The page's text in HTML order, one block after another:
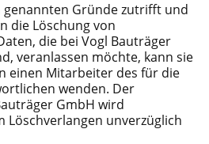
Gründe zutrifft und
die Löschung von
die bei Vogl Bauträger
veranlassen möchte, kann sie
einen Mitarbeiter des für die
wenden. Der
GmbH wird
Löschverlangen unverzüglich